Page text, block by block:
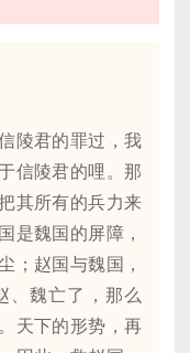
陵君的罪过，我
信陵君的哩。那
其所有的兵力来
是魏国的屏障，
；赵国与魏国，
、魏亡了，那么
天下的形势，再